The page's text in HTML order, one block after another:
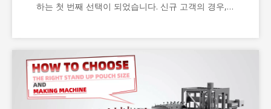
하는 첫 번째 선택이 되었습니다. 신규 고객의 경우,
이 될 수 있습니다. 특히 포장 기계를 수입하는 고객